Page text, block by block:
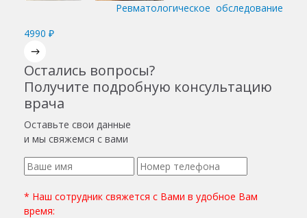
Ревматологическое обследование
4990 ₽
Остались вопросы?
Получите подробную консультацию
врача
Оставьте свои данные
и мы свяжемся с вами
* Наш сотрудник свяжется с Вами в удобное Вам
время: